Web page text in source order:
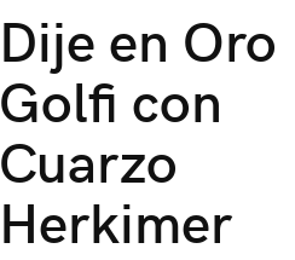
Dije en Oro
Golfi con
Cuarzo
Herkimer